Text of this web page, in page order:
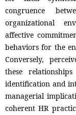
congruence
organizational
affective
behaviors for the
Conversely,
these
identification and
managerial
coherent HR